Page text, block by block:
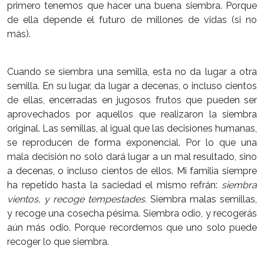
primero tenemos que hacer una buena siembra. Porque
de ella depende el futuro de millones de vidas (si no
más).
Cuando se siembra una semilla, esta no da lugar a otra
semilla. En su lugar, da lugar a decenas, o incluso cientos
de ellas, encerradas en jugosos frutos que pueden ser
aprovechados por aquellos que realizaron la siembra
original. Las semillas, al igual que las decisiones humanas,
se reproducen de forma exponencial. Por lo que una
mala decisión no solo dará lugar a un mal resultado, sino
a decenas, o incluso cientos de ellos. Mi familia siempre
ha repetido hasta la saciedad el mismo refrán: siembra
vientos, y recoge tempestades. Siembra malas semillas,
y recoge una cosecha pésima. Siembra odio, y recogerás
aún más odio. Porque recordemos que uno solo puede
recoger lo que siembra.